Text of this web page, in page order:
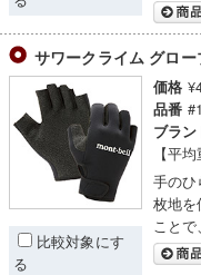
サワークライム グロ
比較対象にす
る
価格
品番
ブラン
【平
手の
枚地
ことで